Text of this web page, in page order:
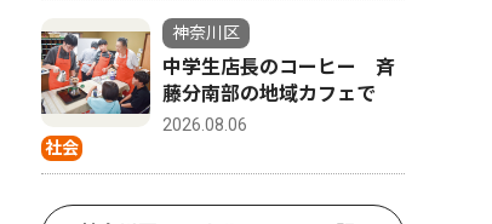
社会
神奈川区
中学生店長のコーヒー 斉
藤分南部の地域カフェで
2026.08.06